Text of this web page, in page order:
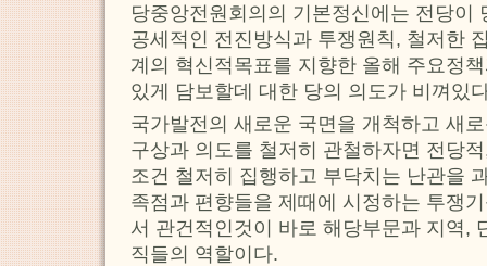
당중앙전원회의의 기본정신에는 전당이
공세적인 전진방식과 투쟁원칙, 철저한
계의 혁신적목표를 지향한 올해 주요정
있게 담보할데 대한 당의 의도가 비껴있
국가발전의 새로운 국면을 개척하고 새
구상과 의도를 철저히 관철하자면 전당
조건 철저히 집행하고 부닥치는 난관을
족점과 편향들을 제때에 시정하는 투쟁
서 관건적인것이 바로 해당부문과 지역,
직들의 역할이다.